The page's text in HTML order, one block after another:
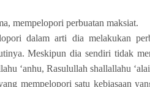
mempelopori perbuatan maksiat.
dalam arti dia melakukan
Meskipun dia sendiri tidak
mempelopori satu kebiasaan